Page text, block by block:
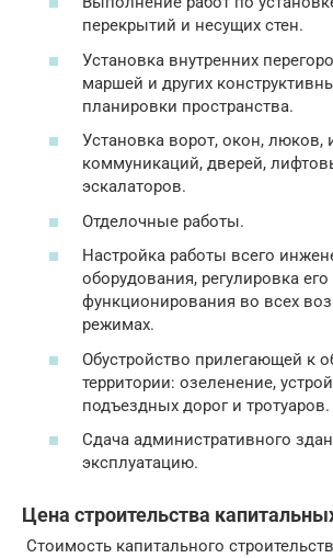
перекрытий и несущих стен.
Установка внутренних
маршей и других
планировки пространства.
Установка ворот, окон, люков,
коммуникаций, дверей,
эскалаторов.
Отделочные работы.
Настройка работы всего
оборудования, регулировка его
функционирования во всех
режимах.
Обустройство прилегающей к
территории: озеленение,
подъездных дорог и тротуаров.
Сдача административного
эксплуатацию.
Цена строительства
Стоимость капитального